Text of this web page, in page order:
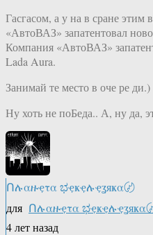
Гасгасом, а у на в сране этим
«АвтоВАЗ» запатентовал
Компания «АвтоВАЗ»
Lada Aura.
Занимай те место в оче ре ди.)
Ну хоть не поБеда.. А, ну да,
Ոሉαዙҿτα ಭҿҝҿሉҿʓяҝα〄
для Ոሉαዙҿτα ಭҿҝҿሉҿʓяҝα
4 лет назад